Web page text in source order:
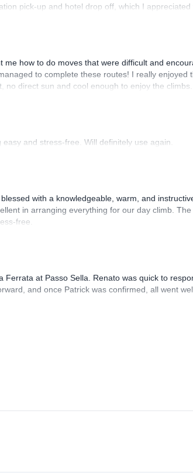
pick-up and hotel drop off, which I
which I thoroughly enjoyed. The
how to do moves that were difficult and
to complete these routes! I really enjoyed
direct sun and cool enough to enjoy the
Luis, our guide, was fantastic, and the
and stress-free. Will definitely use again.
with a knowledgeable, warm, and
in arranging everything for our day climb.
free.
at Passo Sella. Renato was quick to
and once Patrick was confirmed, all went